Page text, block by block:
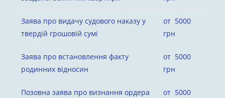
Заява про видачу судового наказу у
твердій грошовій сумі
от 5000
грн
Заява про встановлення факту
родинних відносин
от 5000
грн
Позовна заява про визнання ордера
от 5000